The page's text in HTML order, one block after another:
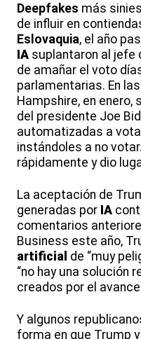
Deepfakes más
de influir en
Eslovaquia, el año
IA suplantaron al jefe
de amañar el voto
parlamentarias. En
Hampshire, en enero,
del presidente Joe
automatizadas a
instándoles a no
rápidamente y dio
La aceptación de
generadas por IA
comentarios
Business este año,
artificial de “muy
“no hay una solución
creados por el
Y algunos
forma en que Trump